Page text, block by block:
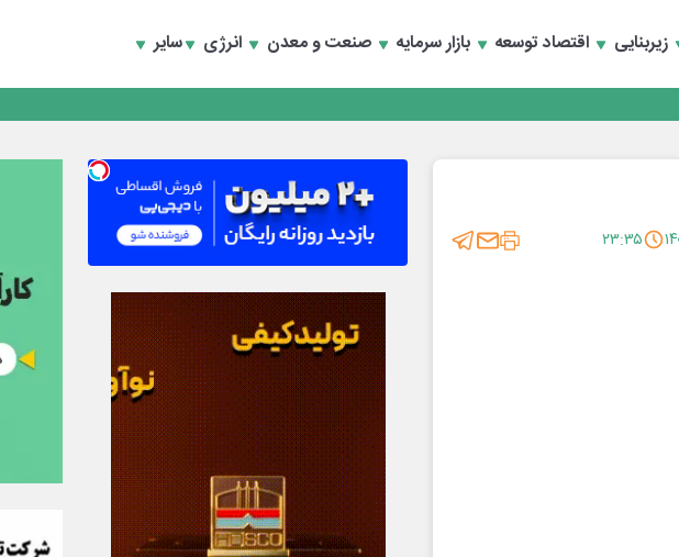
زیربنایی اقتصاد توسعه بازار سرمایه صنعت و معدن انرژی سایر
۲۳:۳۵